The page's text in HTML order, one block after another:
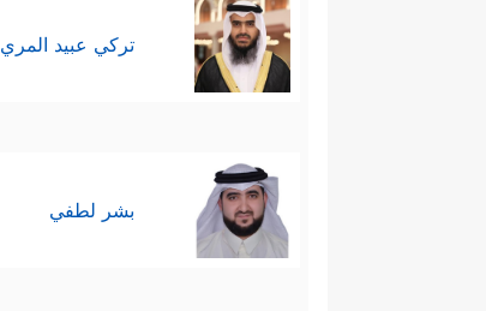
تركي عبيد المري
بشر لطفي